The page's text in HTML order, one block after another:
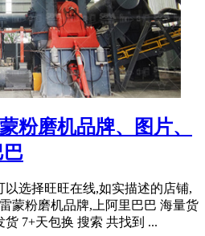
粉磨机品牌、图片、
巴
以选择旺旺在线,如实描述的店铺,
蒙粉磨机品牌,上阿里巴巴 海量货
7+天包换 搜索 共找到 ...